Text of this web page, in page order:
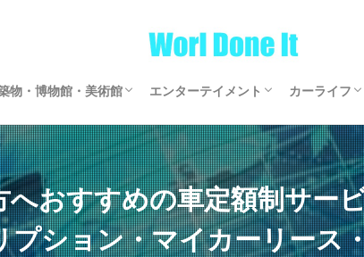
物・博物館・美術館
築物・博物館・美術館
築物・博物館・美術館
エンターテイメント
ゲーム
文芸・マンガ
映画・アニメ・ドラマ
音楽
カーライフ
サブスクリ
マイカーリ
カーシェア
レンタカー
【全国区】
おすすめの車定額制サー
プション・マイカーリース